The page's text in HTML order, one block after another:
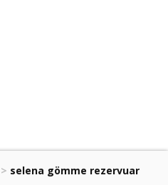
> selena gömme rezervuar